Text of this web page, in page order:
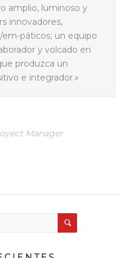
amplio, luminoso y
innovadores,
páticos; un equipo
y volcado en
produzca un
e integrador.»
Manager